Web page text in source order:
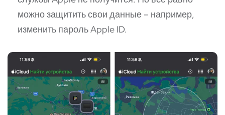
можно защитить свои данные – например,
изменить пароль Apple ID.